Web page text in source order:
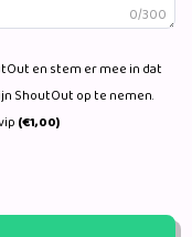
0/300
en stem er mee in dat
ShoutOut op te nemen.
(€1,00)